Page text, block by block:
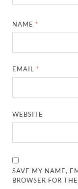
NAME *
EMAIL *
WEBSITE
SAVE MY NAME,
BROWSER FOR